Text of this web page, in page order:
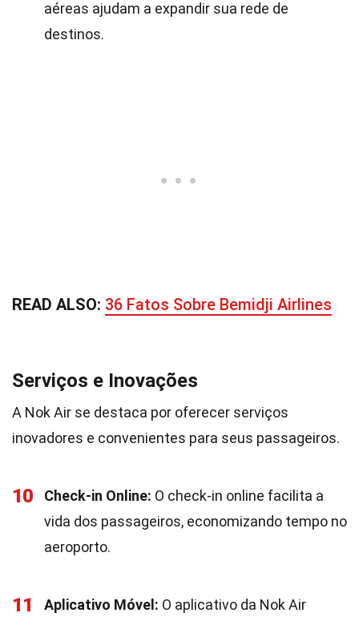
aéreas ajudam a expandir sua rede de
destinos.
READ ALSO: 36 Fatos Sobre Bemidji Airlines
Serviços e Inovações
A Nok Air se destaca por oferecer serviços
inovadores e convenientes para seus passageiros.
10 Check-in Online: O check-in online facilita a
vida dos passageiros, economizando tempo no
aeroporto.
11 Aplicativo Móvel: O aplicativo da Nok Air